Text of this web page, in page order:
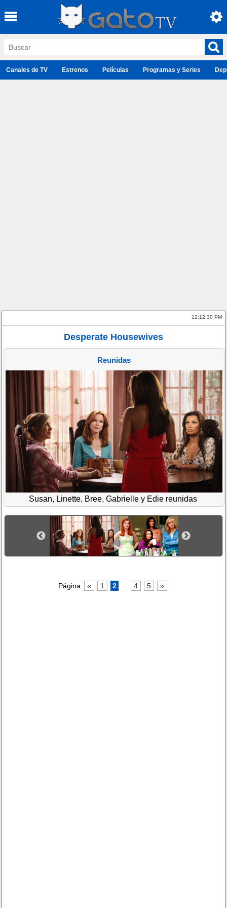
Canales de TV Estrenos Películas Programas y Series
12:12:30 PM
Desperate Housewives
Reunidas
Susan, Linette, Bree, Gabrielle y Edie reunidas
Página « 1 2 4 5 »